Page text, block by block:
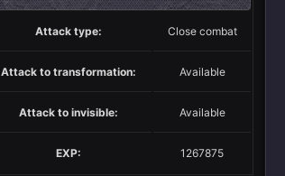
Attack type: Close combat
Attack to transformation: Available
Attack to invisible: Available
EXP: 1267875